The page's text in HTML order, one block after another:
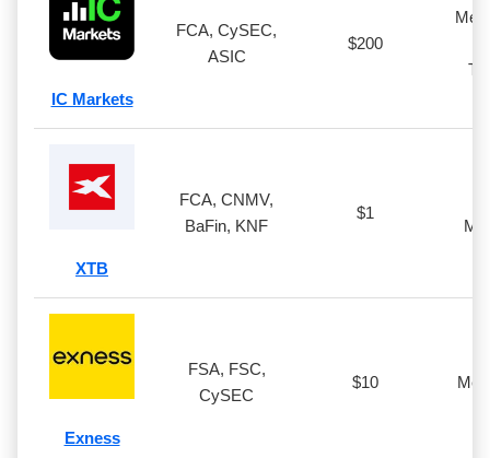
IC Markets
FCA, CySEC,
ASIC
$200
XTB
FCA, CNMV,
BaFin, KNF
$1
Exness
FSA, FSC,
CySEC
$10